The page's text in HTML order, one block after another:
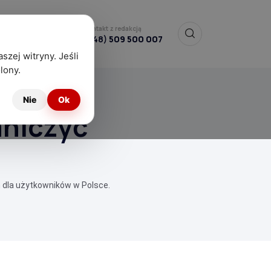
Kontakt z redakcją
(+48) 509 500 007
użytkowników w Polsce.
witryny. Jeśli
Nie Ok